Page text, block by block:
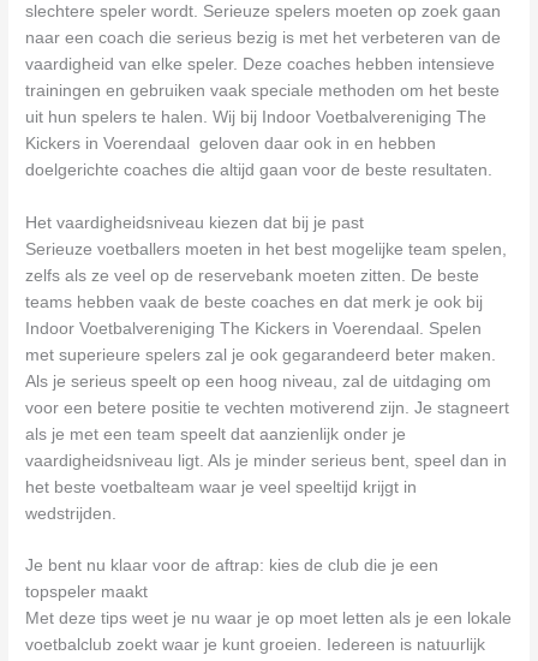
slechtere speler wordt. Serieuze spelers moeten op zoek gaan
naar een coach die serieus bezig is met het verbeteren van de
vaardigheid van elke speler. Deze coaches hebben intensieve
trainingen en gebruiken vaak speciale methoden om het beste
uit hun spelers te halen. Wij bij Indoor Voetbalvereniging The
Kickers in Voerendaal geloven daar ook in en hebben
doelgerichte coaches die altijd gaan voor de beste resultaten.
Het vaardigheidsniveau kiezen dat bij je past
Serieuze voetballers moeten in het best mogelijke team spelen,
zelfs als ze veel op de reservebank moeten zitten. De beste
teams hebben vaak de beste coaches en dat merk je ook bij
Indoor Voetbalvereniging The Kickers in Voerendaal. Spelen
met superieure spelers zal je ook gegarandeerd beter maken.
Als je serieus speelt op een hoog niveau, zal de uitdaging om
voor een betere positie te vechten motiverend zijn. Je stagneert
als je met een team speelt dat aanzienlijk onder je
vaardigheidsniveau ligt. Als je minder serieus bent, speel dan in
het beste voetbalteam waar je veel speeltijd krijgt in
wedstrijden.
Je bent nu klaar voor de aftrap: kies de club die je een
topspeler maakt
Met deze tips weet je nu waar je op moet letten als je een lokale
voetbalclub zoekt waar je kunt groeien. Iedereen is natuurlijk